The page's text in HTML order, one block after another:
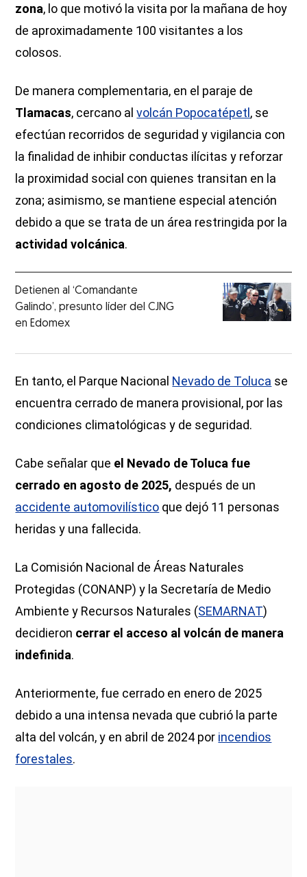
zona, lo que motivó la visita por la mañana de hoy
de aproximadamente 100 visitantes a los
colosos.
De manera complementaria, en el paraje de
Tlamacas, cercano alvolcán Popocatépetl, se
efectúan recorridos de seguridad y vigilancia con
la finalidad de inhibir conductas ilícitas y reforzar
la proximidad social con quienes transitan en la
zona; asimismo, se mantiene especial atención
debido a que se trata de un área restringida por la
actividad volcánica.
Detienen al ‘Comandante
Galindo’, presunto líder del CJNG
en Edomex
En tanto, el Parque Nacional Nevado de Toluca se
encuentra cerrado de manera provisional, por las
condiciones climatológicas y de seguridad.
Cabe señalar que el Nevado de Toluca fue
cerrado en agosto de 2025, después de un
accidente automovilístico que dejó 11 personas
heridas y una fallecida.
La Comisión Nacional de Áreas Naturales
Protegidas (CONANP) y la Secretaría de Medio
Ambiente y Recursos Naturales (SEMARNAT)
decidieron cerrar el acceso al volcán de manera
indefinida.
Anteriormente, fue cerrado en enero de 2025
debido a una intensa nevada que cubrió la parte
alta del volcán, y en abril de 2024 por incendios
forestales.